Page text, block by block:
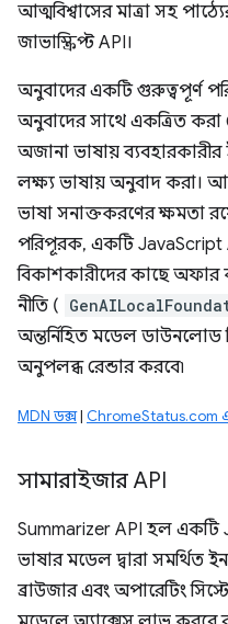
আত্মবিশ্বাসের মাত্রা সহ
জাভাস্ক্রিপ্ট API।
অনুবাদের একটি গুরুত্বপূর্ণ
অনুবাদের সাথে একত্রিত
অজানা ভাষায় ব্যবহারকারীর
লক্ষ্য ভাষায় অনুবাদ করা।
ভাষা সনাক্তকরণের ক্ষমতা
পরিপূরক, একটি JavaScript
বিকাশকারীদের কাছে অফার
নীতি (
অন্তর্নিহিত মডেল ডাউনলোড
অনুপলব্ধ রেন্ডার করবে৷
MDN ডক্স| ChromeStatus.com
সামারাইজার API
Summarizer API হল একটি
ভাষার মডেল দ্বারা সমর্থিত
ব্রাউজার এবং অপারেটিং